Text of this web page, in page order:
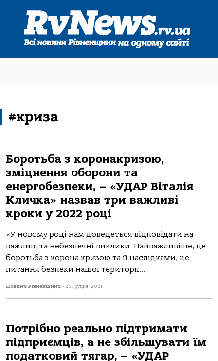
#криза
Боротьба з коронакризою,
зміцнення оборони та
енергобезпеки, – «УДАР Віталія
Кличка» назвав три важливі
кроки у 2022 році
«У новому році нам доведеться відповідати на
важливі та небезпечні виклики. Найважливіше, це
боротьба з корона кризою та її наслідками, це
питання безпеки нашої території...
Новини Рівненщини - 23 Грудня, 2021
Потрібно реально підтримати
підприємців, а не збільшувати їм
податковий тягар, – «УДАР